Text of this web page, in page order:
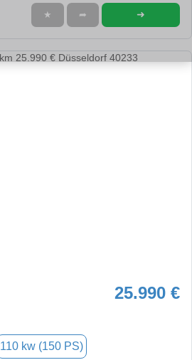
★ ➦ ➜
25.990 €
110 kw (150 PS)